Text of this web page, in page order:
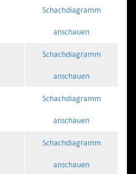
Schachdiagramm
anschauen
Schachdiagramm
anschauen
Schachdiagramm
anschauen
Schachdiagramm
anschauen